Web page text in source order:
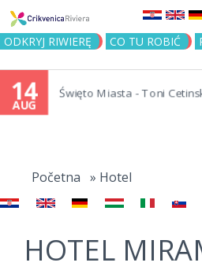
Jump to
ODKRYJ RIWIERĘ CO TU ROBIĆ
14
AUG
Święto Miasta - Toni
here
Početna » Hotel
HOTEL